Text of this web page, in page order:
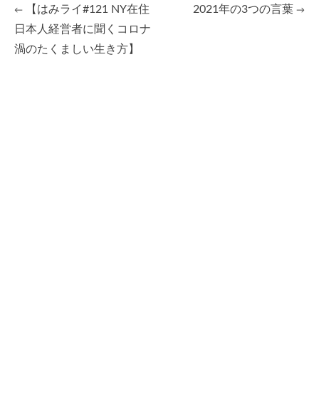
Post
←
【はみライ#121 NY在住
日本人経営者に聞くコロナ
渦のたくましい生き方】
2021年の3つの言葉 →